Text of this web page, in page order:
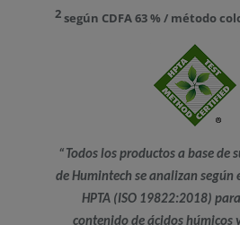
2según CDFA 63 % / método
“Todos los productos a base de
de Humintech se analizan
HPTA (ISO 19822:2018)
contenido de ácidos húmicos